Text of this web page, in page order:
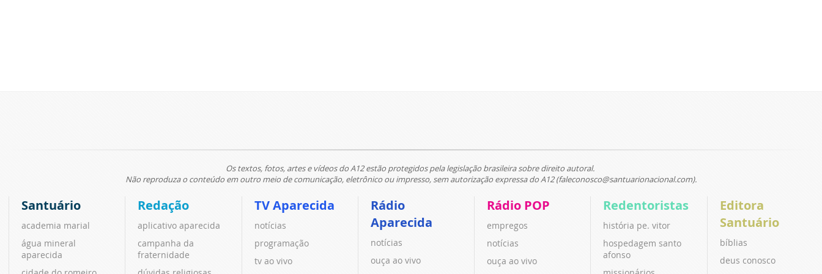
Os textos, fotos, artes e vídeos do A12 estão protegidos pela legislação brasileira sobre direito autoral.
Não reproduza o conteúdo em outro meio de comunicação, eletrônico ou impresso, sem autorização expressa do A12 (faleconosco@santuarionacional.com).
Santuário
academia marial
água mineral
aparecida
Redação
aplicativo aparecida
campanha da
fraternidade
TV Aparecida
notícias
programação
tv ao vivo
Rádio
Aparecida
notícias
ouça ao vivo
Rádio POP
empregos
notícias
ouça ao vivo
Redentoristas
história pe. vitor
hospedagem santo
afonso
Editora
Santuário
bíblias
deus conosco